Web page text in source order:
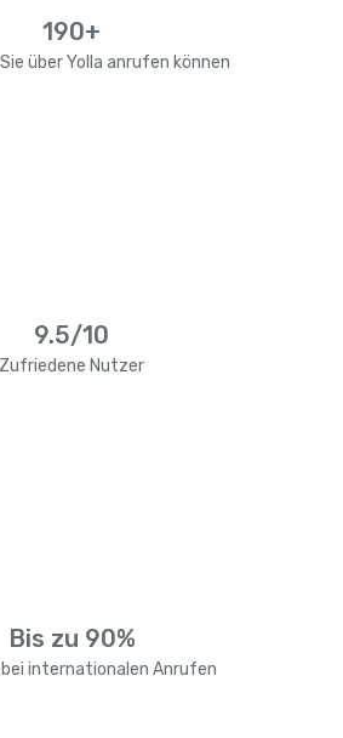
190+
über Yolla anrufen können
9.5/10
Zufriedene Nutzer
Bis zu 90%
bei internationalen Anrufen